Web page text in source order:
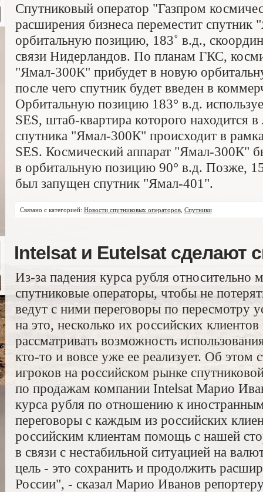
Спутниковый оператор "Газпром
расширения бизнеса переместит
орбитальную позицию, 183˚ в.д.,
связи Нидерландов. По планам ГКС,
"Ямал-300К" прибудет в новую
после чего спутник будет введен в
Орбитальную позицию 183° в.д.
SES, штаб-квартира которого находится
спутника "Ямал-300К" происходит в
SES. Космический аппарат "Ямал-300К"
в орбитальную позицию 90° в.д. Позже,
был запущен спутник "Ямал-401".
Связано с категорией: Новости спутниковых операторов, Спутники
Intelsat и Eutelsat сделают
Из-за падения курса рубля
спутниковые операторы, чтобы не
ведут с ними переговоры по пересмотру
на это, несколько их российских клиентов
рассматривать возможность
кто-то и вовсе уже ее реализует. Об этом
игроков на российском рынке
по продажам компании Intelsat Марио
курса рубля по отношению к
переговоры с каждым из российских
российским клиентам помощь с нашей
в связи с нестабильной ситуацией на
цель - это сохранить и продолжить
России", - сказал Марио Иванов